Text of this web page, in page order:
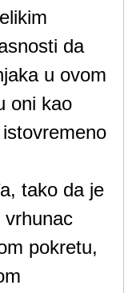
da
u ovom
oni kao
tako da je
vrhunac
pokretu,